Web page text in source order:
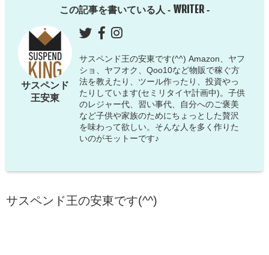
この記事を書いている人 - WRITER -
サスペンド
王安東
サスペンド王の安東です(^^) Amazon、ヤフ
ショ、ヤフオク、Qoo10など物販で稼ぐ方
法を教えたり、ツール作ったり、投資やっ
たりしています(セミリタイヤ計画中)。子供
のレジャー代、習い事代、自分へのご褒美
など子供や家族のためにちょっとした贅沢
を味わって欲しい。そんな人を多く作りた
いのがモットーです♪
サスペンド王の安東です(^^)